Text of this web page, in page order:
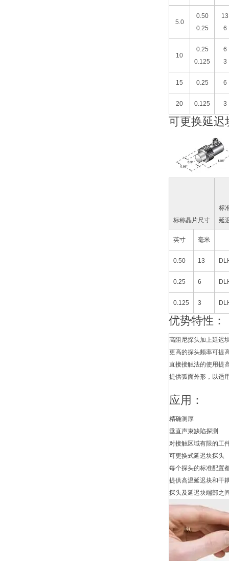
5.0
0.50
0.25
13
6
10
0.25
0.125
6
3
15 0.25 6
20 0.125 3
可更换延迟
标称晶片尺寸
标
延
英寸 毫米
0.50 13
0.25 6
0.125 3
优势特性：
高阻尼探头加上延迟
更高的探头频率可提
直接接触法的使用提
提供弧面外形，以适
应用：
精确测厚
垂直声束缺陷探测
对接触区域有限的工
可更换式延迟块探头
每个探头的标准配置
提供高温延迟块和干
探头及延迟块端部之